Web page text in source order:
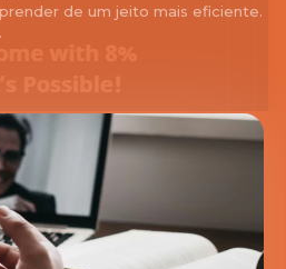
de um jeito mais eficiente.